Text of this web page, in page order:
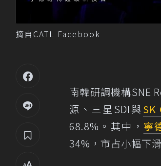
摘自CATL Facebook
南韓研調機構SNE
源、三星SDI與 SK
68.8%。其中， 寧
34%，市占小幅下